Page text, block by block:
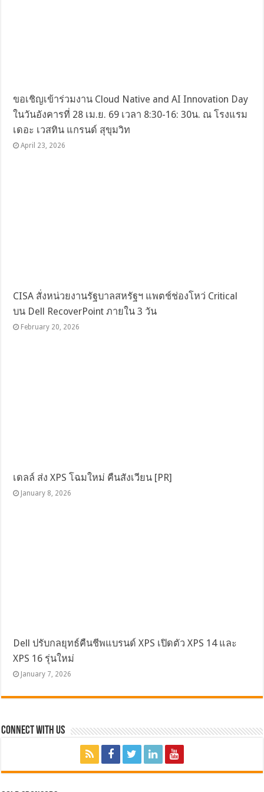
ขอเชิญเข้าร่วมงาน Cloud Native and AI Innovation Day
ในวันอังคารที่ 28 เม.ย. 69 เวลา 8:30-16: 30น. ณ โรงแรม
เดอะ เวสทิน แกรนด์ สุขุมวิท
April 23, 2026
CISA สั่งหน่วยงานรัฐบาลสหรัฐฯ แพตช์ช่องโหว่ Critical
บน Dell RecoverPoint ภายใน 3 วัน
February 20, 2026
เดลล์ ส่ง XPS โฉมใหม่ คืนสังเวียน [PR]
January 8, 2026
Dell ปรับกลยุทธ์คืนชีพแบรนด์ XPS เปิดตัว XPS 14 และ
XPS 16 รุ่นใหม่
January 7, 2026
Connect with Us